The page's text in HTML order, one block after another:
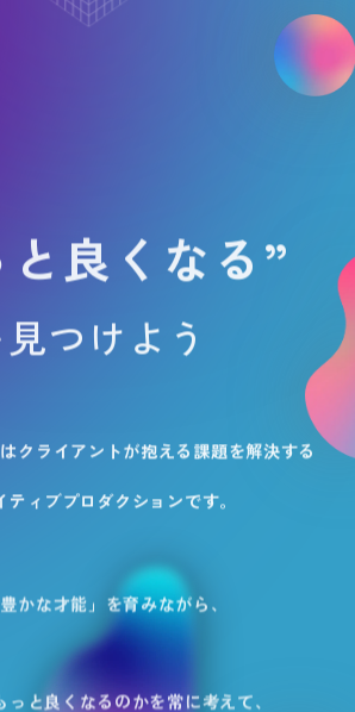
良くなる”
つけよう
クライアントが抱える課題を解決する
ティブプロダクションです。
豊かな才能」を育みながら、
っと良くなるのかを常に考えて、